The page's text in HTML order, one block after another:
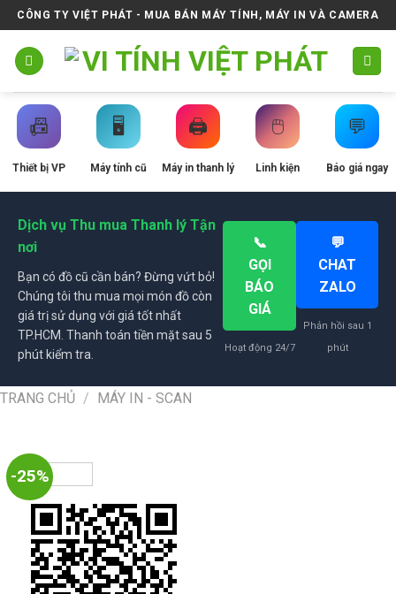
Skip
to
content
CÔNG TY VIỆT PHÁT - MUA BÁN MÁY TÍNH, MÁY IN VÀ CAMERA
📠
Thiết bị VP
🖥️
Máy tính cũ
🖨️
Máy in thanh lý
🖱️
Linh kiện
💬
Báo giá ngay
Dịch vụ Thu mua Thanh lý Tận
nơi
Bạn có đồ cũ cần bán? Đừng vứt bỏ!
Chúng tôi thu mua mọi món đồ còn
giá trị sử dụng với giá tốt nhất
TP.HCM. Thanh toán tiền mặt sau 5
phút kiểm tra.
📞
GỌI
BÁO
GIÁ
Hoạt động 24/7
💬
CHAT
ZALO
Phản hồi sau 1
phút
TRANG CHỦ / MÁY IN - SCAN
-25%